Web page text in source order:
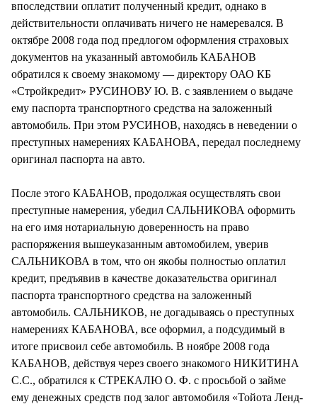
впоследствии оплатит полученный кредит, однако в
действительности оплачивать ничего не намеревался. В
октябре 2008 года под предлогом оформления страховых
документов на указанный автомобиль КАБАНОВ
обратился к своему знакомому — директору ОАО КБ
«Стройкредит» РУСИНОВУ Ю. В. с заявлением о выдаче
ему паспорта транспортного средства на заложенный
автомобиль. При этом РУСИНОВ, находясь в неведении о
преступных намерениях КАБАНОВА, передал последнему
оригинал паспорта на авто.
После этого КАБАНОВ, продолжая осуществлять свои
преступные намерения, убедил САЛЬНИКОВА оформить
на его имя нотариальную доверенность на право
распоряжения вышеуказанным автомобилем, уверив
САЛЬНИКОВА в том, что он якобы полностью оплатил
кредит, предъявив в качестве доказательства оригинал
паспорта транспортного средства на заложенный
автомобиль. САЛЬНИКОВ, не догадываясь о преступных
намерениях КАБАНОВА, все оформил, а подсудимый в
итоге присвоил себе автомобиль. В ноябре 2008 года
КАБАНОВ, действуя через своего знакомого НИКИТИНА
С.С., обратился к СТРЕКАЛЮ О. Ф. с просьбой о займе
ему денежных средств под залог автомобиля «Тойота Ленд-